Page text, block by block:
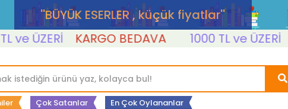
''BÜYÜK ESERLER , küçük fiyatlar''
KARGO BEDAVA 1000 TL ve ÜZERİ
Çok Satanlar En Çok Oylananlar